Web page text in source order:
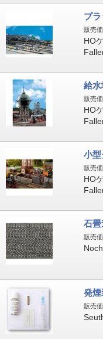
プ
販売
HO
給
販売
HO
小
販売
HO
石
販売
発煙
販売